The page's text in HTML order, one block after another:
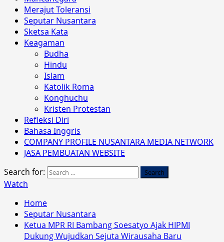
Merajut Toleransi
Seputar Nusantara
Sketsa Kata
Keagaman
Budha
Hindu
Islam
Katolik Roma
Konghuchu
Kristen Protestan
Refleksi Diri
Bahasa Inggris
COMPANY PROFILE NUSANTARA MEDIA NETWORK
JASA PEMBUATAN WEBSITE
Search for:
Watch
Home
Seputar Nusantara
Ketua MPR RI Bambang Soesatyo Ajak HIPMI
Dukung Wujudkan Sejuta Wirausaha Baru